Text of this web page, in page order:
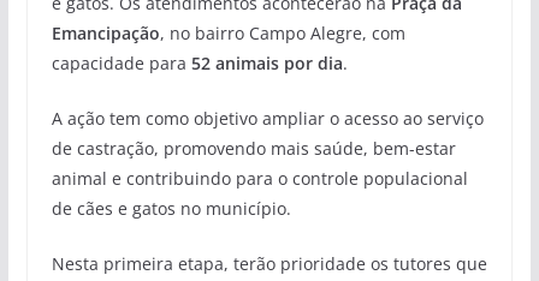
Emancipação, no bairro Campo Alegre, com
capacidade para 52 animais por dia.
A ação tem como objetivo ampliar o acesso ao serviço
de castração, promovendo mais saúde, bem-estar
animal e contribuindo para o controle populacional
de cães e gatos no município.
Nesta primeira etapa, terão prioridade os tutores que